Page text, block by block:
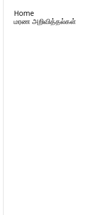
Home
மரண அறிவித்தல்கள்